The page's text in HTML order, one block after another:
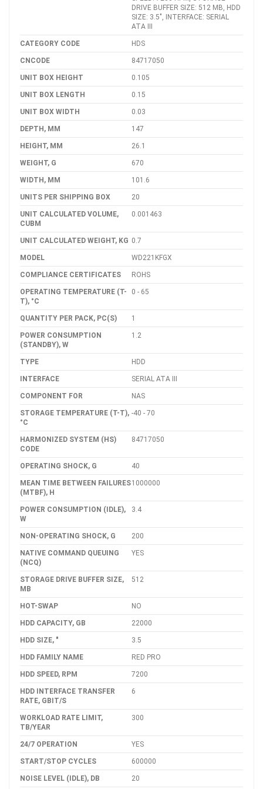
DRIVE BUFFER SIZE: 512 MB, HDD
SIZE: 3.5", INTERFACE: SERIAL
ATA III
CATEGORY CODE HDS
CNCODE 84717050
UNIT BOX HEIGHT 0.105
UNIT BOX LENGTH 0.15
UNIT BOX WIDTH 0.03
DEPTH, MM 147
HEIGHT, MM 26.1
WEIGHT, G 670
WIDTH, MM 101.6
UNITS PER SHIPPING BOX 20
UNIT CALCULATED VOLUME,
CUBM
0.001463
UNIT CALCULATED WEIGHT, KG 0.7
MODEL WD221KFGX
COMPLIANCE CERTIFICATES ROHS
OPERATING TEMPERATURE (T-
T), °C
0 - 65
QUANTITY PER PACK, PC(S) 1
POWER CONSUMPTION
(STANDBY), W
1.2
TYPE HDD
INTERFACE SERIAL ATA III
COMPONENT FOR NAS
STORAGE TEMPERATURE (T-T),
°C
-40 - 70
HARMONIZED SYSTEM (HS)
CODE
84717050
OPERATING SHOCK, G 40
MEAN TIME BETWEEN FAILURES
(MTBF), H
1000000
POWER CONSUMPTION (IDLE),
W
3.4
NON-OPERATING SHOCK, G 200
NATIVE COMMAND QUEUING
(NCQ)
YES
STORAGE DRIVE BUFFER SIZE,
MB
512
HOT-SWAP NO
HDD CAPACITY, GB 22000
HDD SIZE, " 3.5
HDD FAMILY NAME RED PRO
HDD SPEED, RPM 7200
HDD INTERFACE TRANSFER
RATE, GBIT/S
6
WORKLOAD RATE LIMIT,
TB/YEAR
300
24/7 OPERATION YES
START/STOP CYCLES 600000
NOISE LEVEL (IDLE), DB 20